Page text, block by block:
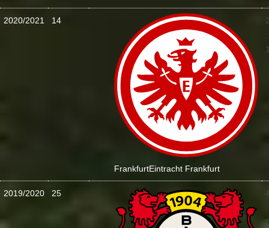
2020/2021 14
FrankfurtEintracht Frankfurt
:
2019/2020 25
: